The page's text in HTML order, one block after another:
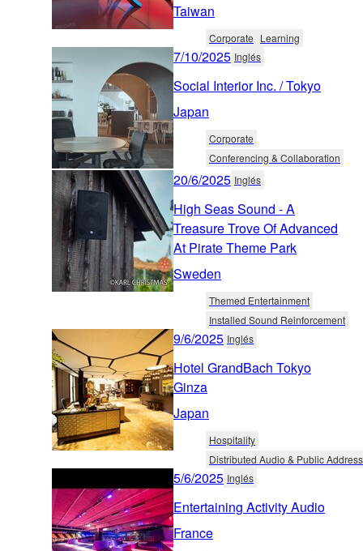
Taiwan
Corporate Learning
7/10/2025 Inglés
Social Interior Inc. / Tokyo
Japan
Corporate
Conferencing & Collaboration
20/6/2025 Inglés
High Seas Sound - A
Treasure Trove Of Advanced
At Pirate Theme Park
Sweden
Themed Entertainment
Installed Sound Reinforcement
9/6/2025 Inglés
Hotel GrandBach Tokyo
Ginza
Japan
Hospitality
Distributed Audio & Public Address
5/6/2025 Inglés
Entertaining Activity Audio
France